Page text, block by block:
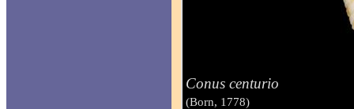
Conus centurio
(Born, 1778)